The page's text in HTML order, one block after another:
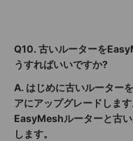
Q10. 古いルーターを
うすればいいですか?
A. はじめに古いルーター
アにアップグレードしま
EasyMeshルーターと古
します。